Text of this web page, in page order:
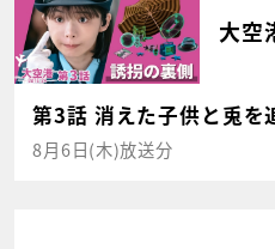
大空
第3話 消えた子供と兎を
8月6日(木)放送分